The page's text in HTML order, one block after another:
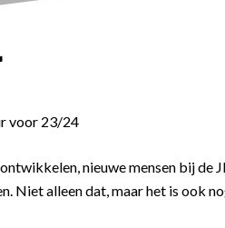
voor 23/24
nieuwe mensen bij de
Niet alleen dat, maar het is ook